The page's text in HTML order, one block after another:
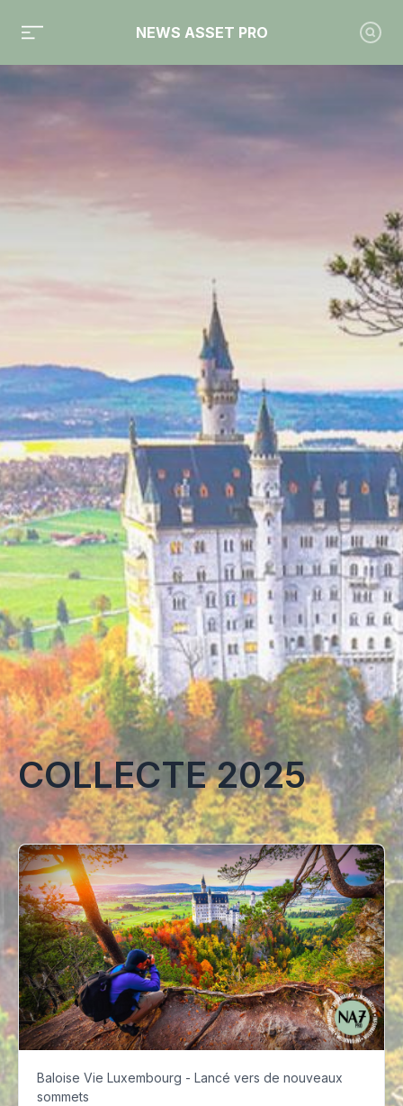
NEWS ASSET PRO
Toute l'actualité sur le tag "Collecte 2025"
COLLECTE 2025
Baloise Vie Luxembourg - Lancé vers de nouveaux
sommets